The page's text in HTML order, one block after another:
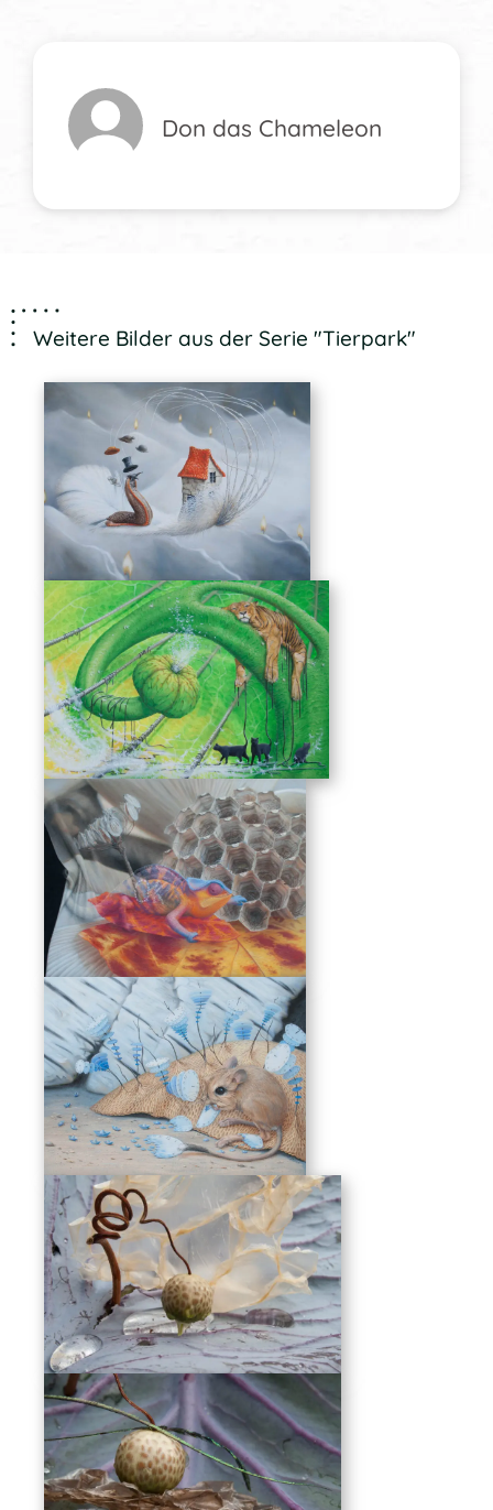
Don das Chameleon
Weitere Bilder aus der Serie "Tierpark"